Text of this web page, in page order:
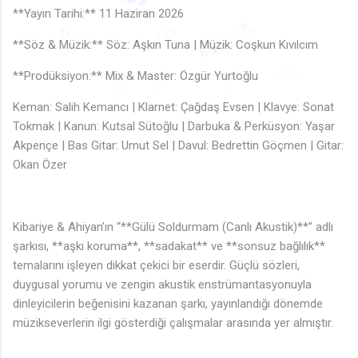
**Yayın Tarihi:** 11 Haziran 2026
**Söz & Müzik:** Söz: Aşkın Tuna | Müzik: Coşkun Kıvılcım
**Prodüksiyon:** Mix & Master: Özgür Yurtoğlu
Keman: Salih Kemancı | Klarnet: Çağdaş Evsen | Klavye: Sonat
Tokmak | Kanun: Kutsal Sütoğlu | Darbuka & Perküsyon: Yaşar
Akpençe | Bas Gitar: Umut Sel | Davul: Bedrettin Göçmen | Gitar:
Okan Özer
Kibariye & Ahiyan’ın “**Gülü Soldurmam (Canlı Akustik)**” adlı
şarkısı, **aşkı koruma**, **sadakat** ve **sonsuz bağlılık**
temalarını işleyen dikkat çekici bir eserdir. Güçlü sözleri,
duygusal yorumu ve zengin akustik enstrümantasyonuyla
dinleyicilerin beğenisini kazanan şarkı, yayınlandığı dönemde
müzikseverlerin ilgi gösterdiği çalışmalar arasında yer almıştır.
♬
🎵
♩
♬
♬
♪
🎵
♬
🎵
🎶 ♬
♩
♩
♬
🎵
♪ ♪